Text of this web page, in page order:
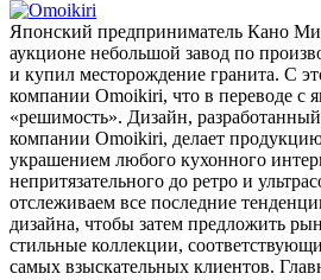
Японский предприниматель Кано
аукционе небольшой завод по
и купил месторождение гранита. С
компании Omoikiri, что в переводе с
«решимость». Дизайн,
компании Omoikiri, делает
украшением любого кухонного
непритязательного до ретро и
отслеживаем все последние
дизайна, чтобы затем предложить
стильные коллекции,
самых взыскательных клиентов.